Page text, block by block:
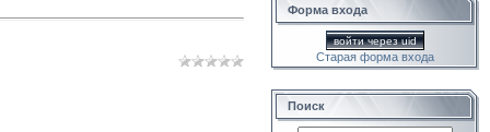
Форма входа
войти через uid
Старая форма входа
Поиск